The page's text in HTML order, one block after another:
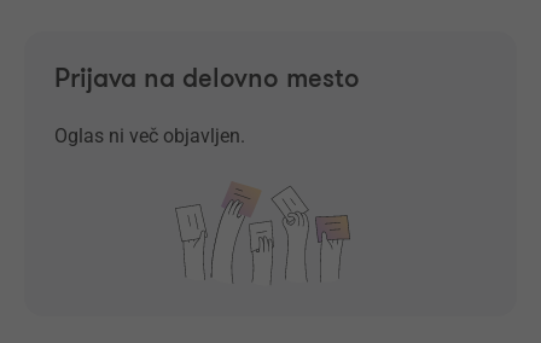
Prijava na delovno mesto
Oglas ni več objavljen.